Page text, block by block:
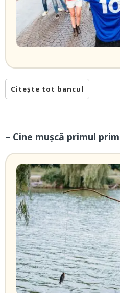
Citește tot bancul
– Cine mușcă primul